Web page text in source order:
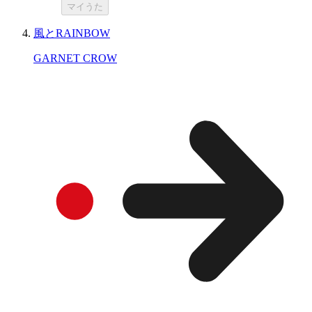
マイうた
風とRAINBOW
GARNET CROW